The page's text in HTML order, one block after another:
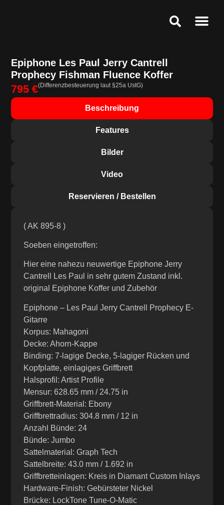
Epiphone Les Paul Jerry Cantrell
Prophecy Fishman Fluence Koffer
795 €(Differenzbesteuerung laut §25a UstG)
Beschreibung
Features
Bilder
Video
Reservieren / Bestellen
( AK 895-8 )
Soeben eingetroffen:
Hier eine nahezu neuwertige Epiphone Jerry
Cantrell Les Paul in sehr gutem Zustand inkl.
original Epiphone Koffer und Zubehör
Epiphone – Les Paul Jerry Cantrell Prophecy E-
Gitarre
Korpus: Mahagoni
Decke: Ahorn-Kappe
Binding: 7-lagige Decke, 5-lagiger Rücken und
Kopfplatte, einlagiges Griffbrett
Halsprofil: Artist Profile
Mensur: 628.65 mm / 24.75 in
Griffbrett-Material: Ebony
Griffbrettradius: 304.8 mm / 12 in
Anzahl Bünde: 24
Bünde: Jumbo
Sattelmaterial: Graph Tech
Sattelbreite: 43.0 mm / 1.692 in
Griffbretteinlagen: Kreis in Diamant Custom Inlays
Hardware-Finish: Gebürsteter Nickel
Brücke: LockTone Tune-O-Matic